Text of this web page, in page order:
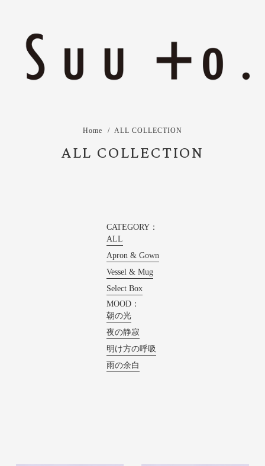
Home ALL COLLECTION
ALL COLLECTION
CATEGORY：
ALL
Apron & Gown
Vessel & Mug
Select Box
MOOD：
朝の光
夜の静寂
明け方の呼吸
雨の余白